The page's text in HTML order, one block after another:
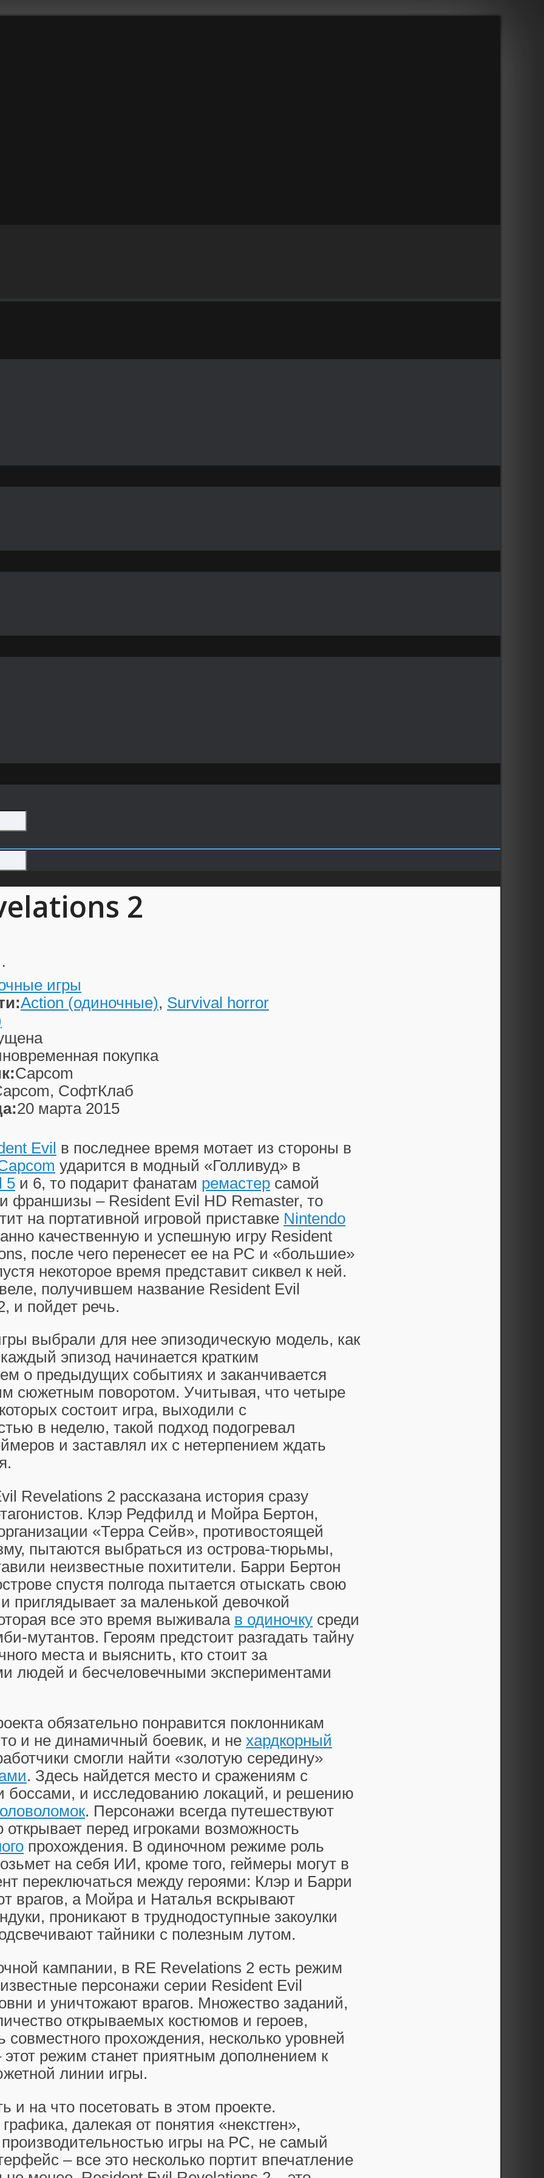
2
игры
Action (одиночные), Survival horror
покупка
Capcom
СофтКлаб
20 марта 2015
Evil в последнее время мотает из стороны в
ударится в модный «Голливуд» в
5 и 6, то подарит фанатам ремастер самой
франшизы – Resident Evil HD Remaster, то
на портативной игровой приставке Nintendo
качественную и успешную игру Resident
после чего перенесет ее на РС и «большие»
некоторое время представит сиквел к ней.
получившем название Resident Evil
и пойдет речь.
выбрали для нее эпизодическую модель, как
эпизод начинается кратким
о предыдущих событиях и заканчивается
сюжетным поворотом. Учитывая, что четыре
состоит игра, выходили с
в неделю, такой подход подогревал
и заставлял их с нетерпением ждать
Revelations 2 рассказана история сразу
Клэр Редфилд и Мойра Бертон,
«Терра Сейв», противостоящей
пытаются выбраться из острова-тюрьмы,
неизвестные похитители. Барри Бертон
спустя полгода пытается отыскать свою
приглядывает за маленькой девочкой
все это время выживала в одиночку среди
мутантов. Героям предстоит разгадать тайну
места и выяснить, кто стоит за
людей и бесчеловечными экспериментами
обязательно понравится поклонникам
и не динамичный боевик, и не хардкорный
смогли найти «золотую середину»
. Здесь найдется место и сражениям с
боссами, и исследованию локаций, и решению
. Персонажи всегда путешествуют
открывает перед игроками возможность
прохождения. В одиночном режиме роль
на себя ИИ, кроме того, геймеры могут в
переключаться между героями: Клэр и Барри
врагов, а Мойра и Наталья вскрывают
проникают в труднодоступные закоулки
тайники с полезным лутом.
кампании, в RE Revelations 2 есть режим
персонажи серии Resident Evil
и уничтожают врагов. Множество заданий,
открываемых костюмов и героев,
совместного прохождения, несколько уровней
этот режим станет приятным дополнением к
линии игры.
и на что посетовать в этом проекте.
далекая от понятия «некстген»,
игры на РС, не самый
– все это несколько портит впечатление